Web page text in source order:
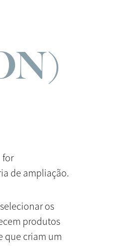
for
de ampliação.
os
produtos
que criam um